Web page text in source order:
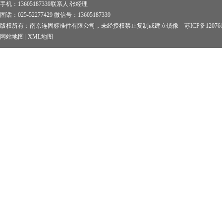
手机：13605187339联系人:张经理
固话：025-52277429 微信号：13605187339
版权所有：南京连固标准件有限公司，未经授权禁止复制或建立镜像 苏ICP备
网站地图
XML地图